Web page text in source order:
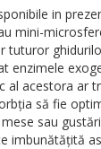
in
mini-
tuturor
enzimele
al acestora ar
să fie
sau
imbunătăţită